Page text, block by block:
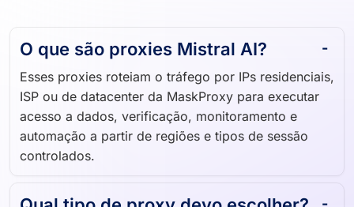
O que são proxies Mistral AI?
Esses proxies roteiam o tráfego por IPs residenciais,
ISP ou de datacenter da MaskProxy para executar
acesso a dados, verificação, monitoramento e
automação a partir de regiões e tipos de sessão
controlados.